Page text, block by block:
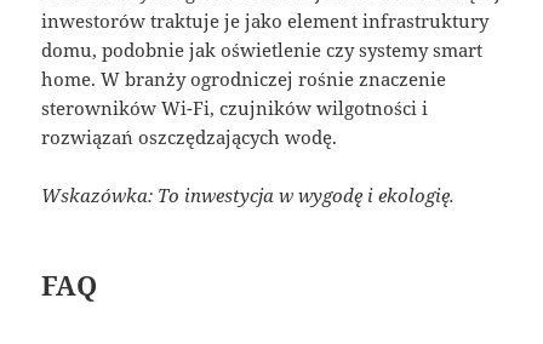
inwestorów traktuje je jako element infrastruktury
domu, podobnie jak oświetlenie czy systemy smart
home. W branży ogrodniczej rośnie znaczenie
sterowników Wi-Fi, czujników wilgotności i
rozwiązań oszczędzających wodę.
Wskazówka: To inwestycja w wygodę i ekologię.
FAQ